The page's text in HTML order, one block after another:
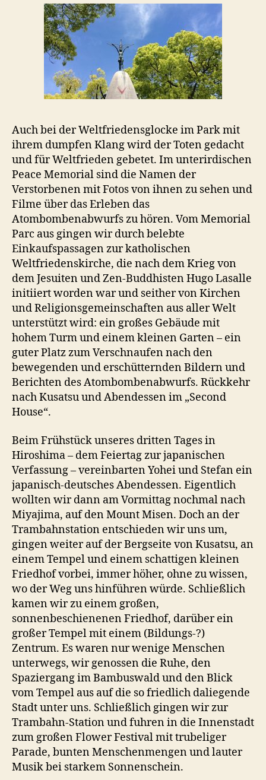
Auch bei der Weltfriedensglocke im Park mit
ihrem dumpfen Klang wird der Toten gedacht
und für Weltfrieden gebetet. Im unterirdischen
Peace Memorial sind die Namen der
Verstorbenen mit Fotos von ihnen zu sehen und
Filme über das Erleben das
Atombombenabwurfs zu hören. Vom Memorial
Parc aus gingen wir durch belebte
Einkaufspassagen zur katholischen
Weltfriedenskirche, die nach dem Krieg von
dem Jesuiten und Zen-Buddhisten Hugo Lasalle
initiiert worden war und seither von Kirchen
und Religionsgemeinschaften aus aller Welt
unterstützt wird: ein großes Gebäude mit
hohem Turm und einem kleinen Garten – ein
guter Platz zum Verschnaufen nach den
bewegenden und erschütternden Bildern und
Berichten des Atombombenabwurfs. Rückkehr
nach Kusatsu und Abendessen im „Second
House“.
Beim Frühstück unseres dritten Tages in
Hiroshima – dem Feiertag zur japanischen
Verfassung – vereinbarten Yohei und Stefan ein
japanisch-deutsches Abendessen. Eigentlich
wollten wir dann am Vormittag nochmal nach
Miyajima, auf den Mount Misen. Doch an der
Trambahnstation entschieden wir uns um,
gingen weiter auf der Bergseite von Kusatsu, an
einem Tempel und einem schattigen kleinen
Friedhof vorbei, immer höher, ohne zu wissen,
wo der Weg uns hinführen würde. Schließlich
kamen wir zu einem großen,
sonnenbeschienenen Friedhof, darüber ein
großer Tempel mit einem (Bildungs-?)
Zentrum. Es waren nur wenige Menschen
unterwegs, wir genossen die Ruhe, den
Spaziergang im Bambuswald und den Blick
vom Tempel aus auf die so friedlich daliegende
Stadt unter uns. Schließlich gingen wir zur
Trambahn-Station und fuhren in die Innenstadt
zum großen Flower Festival mit trubeliger
Parade, bunten Menschenmengen und lauter
Musik bei starkem Sonnenschein.